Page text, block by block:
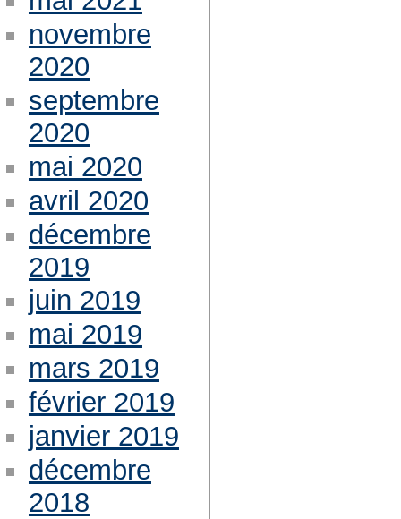
novembre
2020
septembre
2020
mai 2020
avril 2020
décembre
2019
juin 2019
mai 2019
mars 2019
février 2019
janvier 2019
décembre
2018